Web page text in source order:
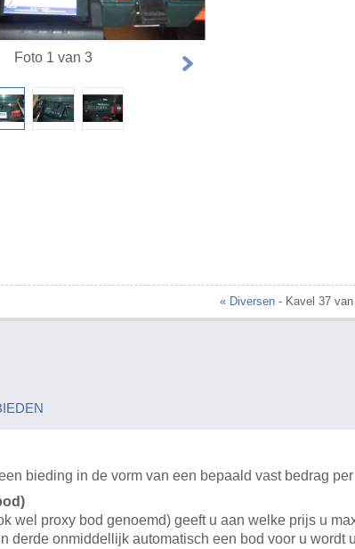
Foto 1 van 3
« Diversen - Kavel 37
bieding in de vorm van een bepaald vast bedrag per
wel proxy bod genoemd) geeft u aan welke prijs u
derde onmiddellijk automatisch een bod voor u